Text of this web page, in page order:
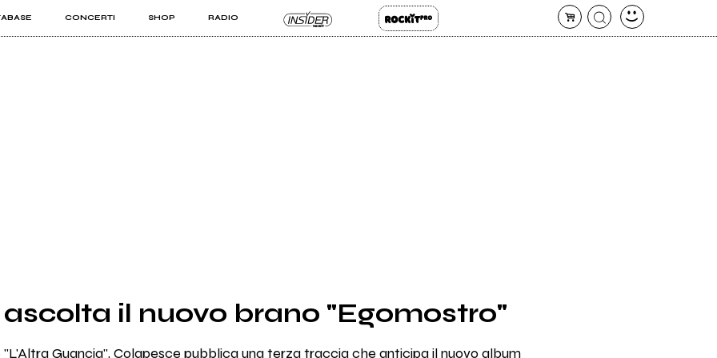
CONCERTI SHOP RADIO
PRO
il nuovo brano "Egomostro"
Guancia", Colapesce pubblica una terza traccia che anticipa il nuovo album